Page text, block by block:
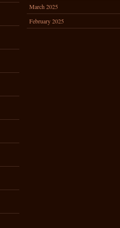
March 2025
February 2025